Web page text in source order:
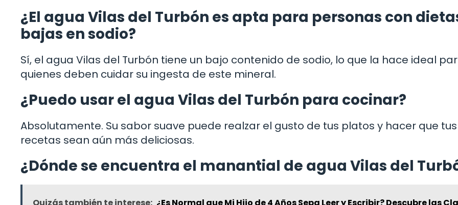
¿El agua Vilas del Turbón es apta para personas con
bajas en sodio?
Sí, el agua Vilas del Turbón tiene un bajo contenido de sodio, lo que la hace ideal
quienes deben cuidar su ingesta de este mineral.
¿Puedo usar el agua Vilas del Turbón para cocinar?
Absolutamente. Su sabor suave puede realzar el gusto de tus platos y hacer que tus
recetas sean aún más deliciosas.
¿Dónde se encuentra el manantial de agua Vilas del
Quizás también te interese: ¿Es Normal que Mi Hijo de 4 Años Sepa Leer y Escribir? Descubre las